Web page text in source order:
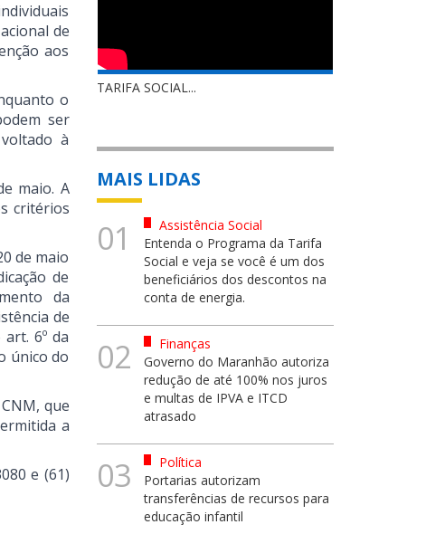
de
aos
o
ser
à
maio. A
critérios
de maio
de
da
de
6º da
único do
que
a
e (61)
TARIFA SOCIAL...
MAIS LIDAS
01
Assistência Social
Entenda o Programa da Tarifa
Social e veja se você é um dos
beneficiários dos descontos na
conta de energia.
02
Finanças
Governo do Maranhão autoriza
redução de até 100% nos juros
e multas de IPVA e ITCD
atrasado
03
Política
Portarias autorizam
transferências de recursos para
educação infantil